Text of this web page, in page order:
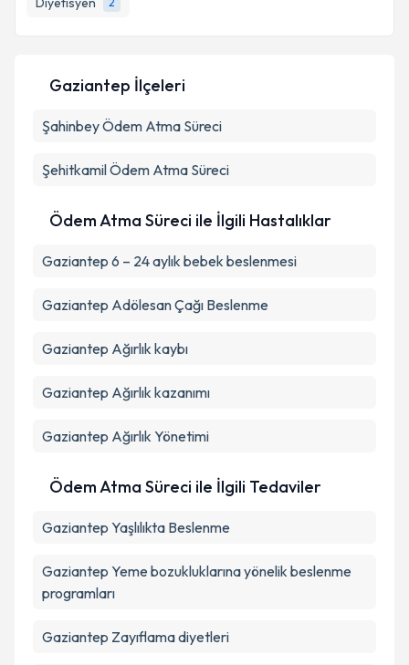
E-posta Adresiniz
Metni'ni okudum ve kişisel verilerimin belirtilen
Gaziantep İlçeleri
ŞahinbeyÖdem Atma Süreci
ŞehitkamilÖdem Atma Süreci
Ödem Atma Süreci ile İlgili Hastalıklar
Gaziantep 6 – 24 aylık bebek beslenmesi
Gaziantep Adölesan Çağı Beslenme
Gaziantep Ağırlık kaybı
Gaziantep Ağırlık kazanımı
Gaziantep Ağırlık Yönetimi
Ödem Atma Süreci ile İlgili Tedaviler
Gaziantep Yaşlılıkta Beslenme
Gaziantep Yeme bozukluklarına yönelik beslenme
programları
Gaziantep Zayıflama diyetleri